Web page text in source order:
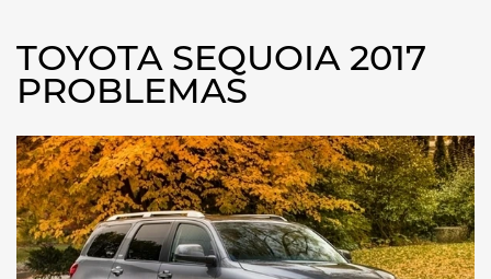
TOYOTA SEQUOIA 2017
PROBLEMAS